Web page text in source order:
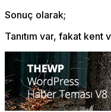
Sonuç olarak;
Tanıtım var, fakat kent